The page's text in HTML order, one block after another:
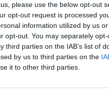
please use the below opt-out
opt-out request is processed
information utilized by us
opt-out. You may separately
parties on the IAB’s list of
by us to third parties on the
it to other third parties.